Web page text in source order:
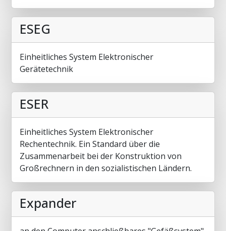
ESEG
Einheitliches System Elektronischer
Gerätetechnik
ESER
Einheitliches System Elektronischer
Rechentechnik. Ein Standard über die
Zusammenarbeit bei der Konstruktion von
Großrechnern in den sozialistischen Ländern.
Expander